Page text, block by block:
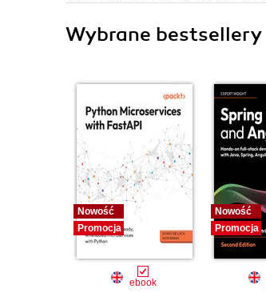
Wybrane bestsellery
Nowość
Promocja
ebook
Nowość
Promocja